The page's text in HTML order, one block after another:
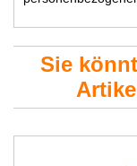
Sie